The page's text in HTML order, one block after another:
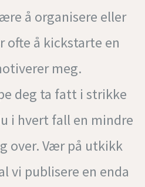
å organisere eller
ofte å kickstarte en
meg.
deg ta fatt i strikke
i hvert fall en mindre
over. Vær på utkikk
vi publisere en enda